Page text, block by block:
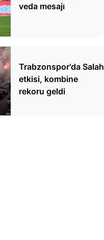
veda mesajı
Trabzonspor'da Salah
etkisi, kombine
rekoru geldi